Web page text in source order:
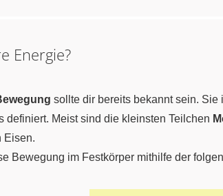
Energie?
sollte dir bereits bekannt sein.
definiert. Meist sind die kleinsten Teilchen
Eisen.
Bewegung im Festkörper mithilfe der